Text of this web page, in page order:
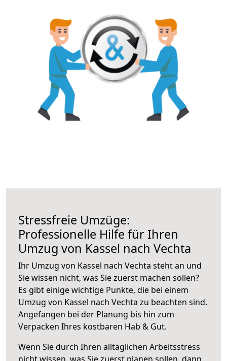
Stressfreie Umzüge:
Professionelle Hilfe für Ihren
Umzug von Kassel nach Vechta
Ihr Umzug von Kassel nach Vechta steht an und
Sie wissen nicht, was Sie zuerst machen sollen?
Es gibt einige wichtige Punkte, die bei einem
Umzug von Kassel nach Vechta zu beachten sind.
Angefangen bei der Planung bis hin zum
Verpacken Ihres kostbaren Hab & Gut.
Wenn Sie durch Ihren alltäglichen Arbeitsstress